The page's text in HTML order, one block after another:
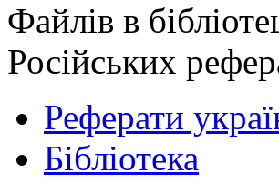
Файлів в
Російських
Реферати
Бібліотека